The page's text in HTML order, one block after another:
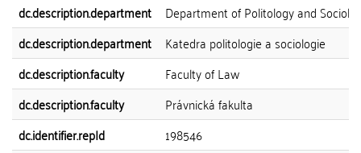
dc.description.department
Department of Politology and
dc.description.department
Katedra politologie a sociologie
dc.description.faculty
Faculty of Law
dc.description.faculty
Právnická fakulta
dc.identifier.repId
198546